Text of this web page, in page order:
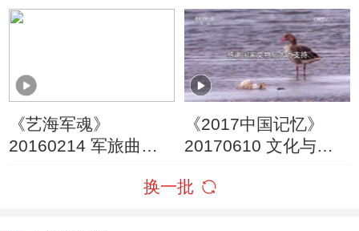
颂山河
节特别节目 养老进行
时
《艺海军魂》
20160214 军旅曲艺
《2017中国记忆》
20170610 文化与自
换一批